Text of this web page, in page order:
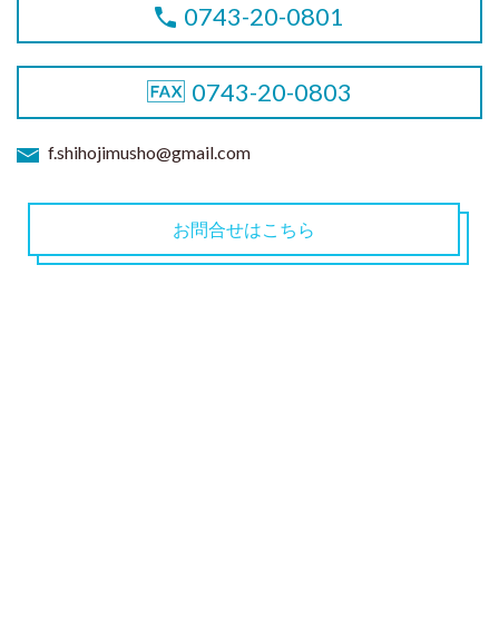
0743-20-0801
0743-20-0803
f.shihojimusho@gmail.com
お問合せはこちら